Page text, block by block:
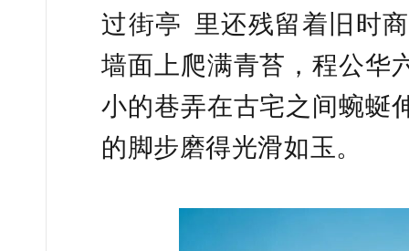
过街亭 里还残留着旧时
墙面上爬满青苔，程公华
小的巷弄在古宅之间蜿蜒
的脚步磨得光滑如玉。